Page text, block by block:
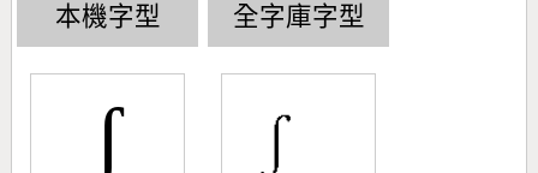
本機字型
ʃ
全字庫字型